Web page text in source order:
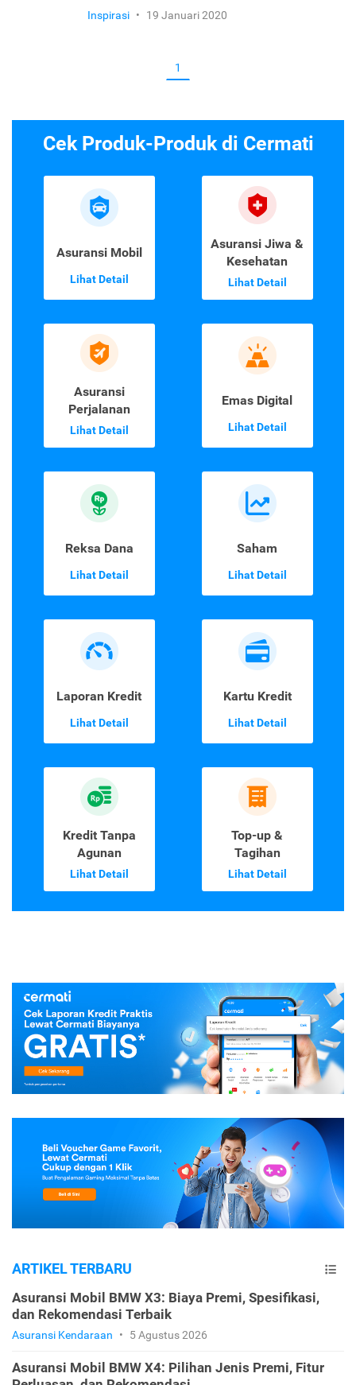
Inspirasi • 19 Januari 2020
1
Cek Produk-Produk di Cermati
Asuransi Mobil
Lihat Detail
Asuransi Jiwa &
Kesehatan
Lihat Detail
Asuransi
Perjalanan
Lihat Detail
Emas Digital
Lihat Detail
Reksa Dana
Lihat Detail
Saham
Lihat Detail
Laporan Kredit
Lihat Detail
Kartu Kredit
Lihat Detail
Kredit Tanpa
Agunan
Lihat Detail
Top-up &
Tagihan
Lihat Detail
ARTIKEL TERBARU
Asuransi Mobil BMW X3: Biaya Premi, Spesifikasi,
dan Rekomendasi Terbaik
Asuransi Kendaraan • 5 Agustus 2026
Asuransi Mobil BMW X4: Pilihan Jenis Premi, Fitur